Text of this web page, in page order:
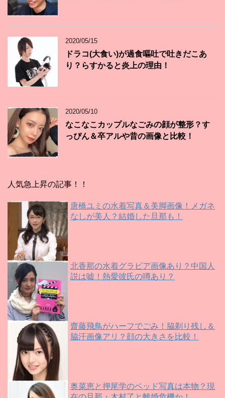
2020/05/15
ドラコ(大食い)が過食嘔吐で吐きだこあ
り？らすかると炎上の理由！
2020/05/10
なこなこカップルなごみの顔が整形？す
っぴん＆卒アルや昔の画像と比較！
人気急上昇の記事！！
唐橋ユミの水着写真＆美脚画像！メガネ
なしが美人？結婚した旦那も！
北香那の水着グラビア画像あり？中国人
説は嘘！熱愛彼氏の噂あり？
齋藤飛鳥がハーフでごみ！脇剃り残し＆
脇汗画像アリ？顔の大きさを比較！
奥菜恵と押尾学のベッド写真は本物？現